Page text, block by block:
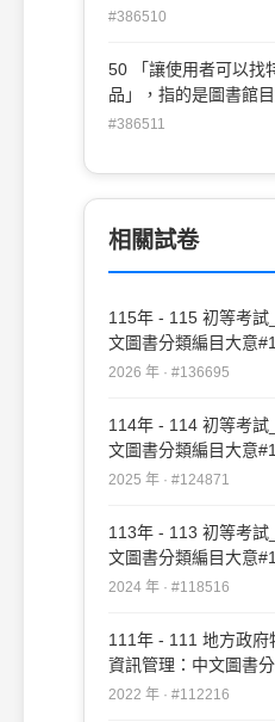
標準 (B)是圖書館自動化的基
工具
#386510
50 「讓使用者可以找
品」，指的是圖書館
(A)辨識 (B)聚合 (C)選
#386511
相關試卷
115年 - 115 初等考試
文圖書分類編目大意
2026 年 · #136695
114年 - 114 初等考試
文圖書分類編目大意
2025 年 · #124871
113年 - 113 初等考試
文圖書分類編目大意
2024 年 · #118516
111年 - 111 地方政
資訊管理：中文圖書
2022 年 · #112216